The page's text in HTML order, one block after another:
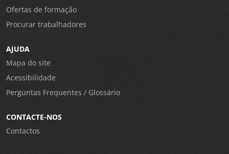
Ofertas de formação
Procurar trabalhadores
AJUDA
Mapa do site
Acessibilidade
Perguntas Frequentes / Glossário
CONTACTE-NOS
Contactos